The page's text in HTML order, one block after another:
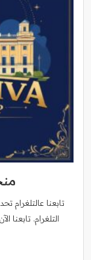
تابعنا عالتلغرام
التلغرام. تابعنا